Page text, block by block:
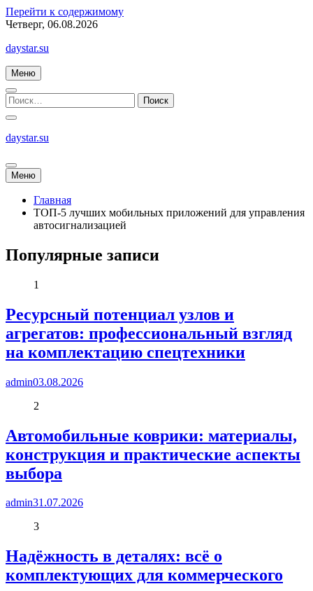
Перейти к содержимому
Четверг, 06.08.2026
daystar.su
Меню
daystar.su
Меню
Главная
ТОП-5 лучших мобильных приложений для управления
автосигнализацией
Популярные записи
1
Ресурсный потенциал узлов и
агрегатов: профессиональный взгляд
на комплектацию спецтехники
admin03.08.2026
2
Автомобильные коврики: материалы,
конструкция и практические аспекты
выбора
admin31.07.2026
3
Надёжность в деталях: всё о
комплектующих для коммерческого